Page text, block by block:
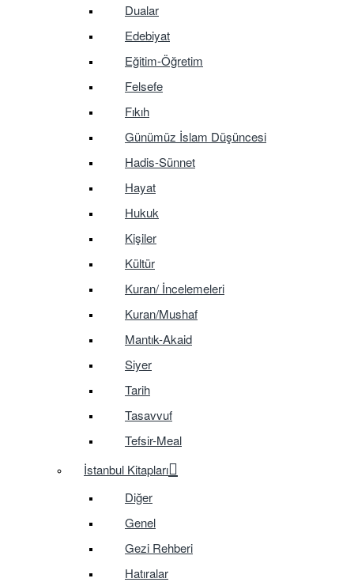
Dualar
Edebiyat
Eğitim-Öğretim
Felsefe
Fıkıh
Günümüz İslam Düşüncesi
Hadis-Sünnet
Hayat
Hukuk
Kişiler
Kültür
Kuran/ İncelemeleri
Kuran/Mushaf
Mantık-Akaid
Siyer
Tarih
Tasavvuf
Tefsir-Meal
İstanbul Kitapları
Diğer
Genel
Gezi Rehberi
Hatıralar